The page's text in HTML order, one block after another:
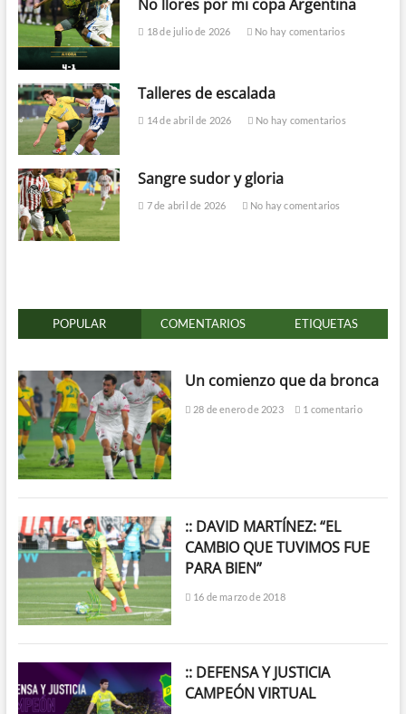
No llores por mi copa Argentina
18 de julio de 2026 No hay comentarios
Talleres de escalada
14 de abril de 2026 No hay comentarios
Sangre sudor y gloria
7 de abril de 2026 No hay comentarios
POPULAR COMENTARIOS ETIQUETAS
Un comienzo que da bronca
28 de enero de 2023 1 comentario
:: DAVID MARTÍNEZ: “EL
CAMBIO QUE TUVIMOS FUE
PARA BIEN”
16 de marzo de 2018
:: DEFENSA Y JUSTICIA
CAMPEÓN VIRTUAL